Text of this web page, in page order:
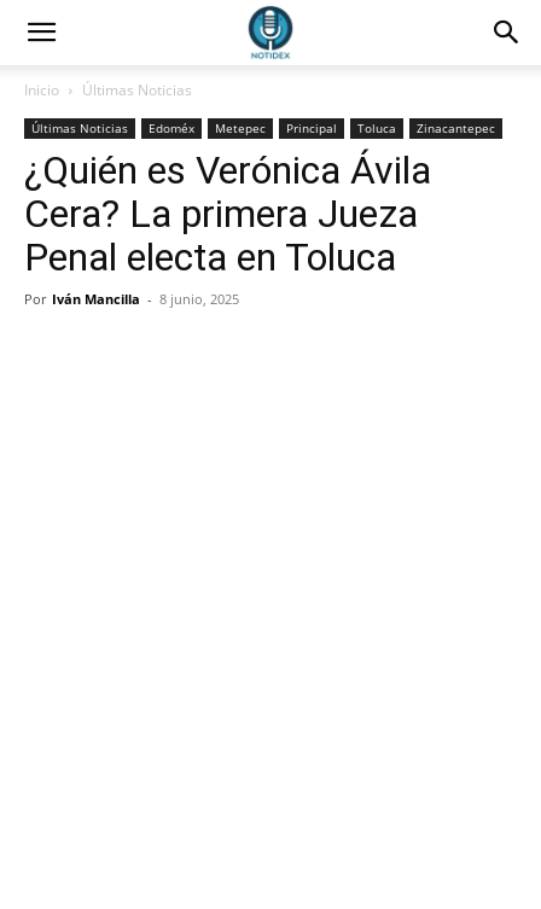
Inicio Últimas Noticias
Últimas Noticias Edoméx Metepec Principal Toluca Zinacantepec
¿Quién es Verónica Ávila
Cera? La primera Jueza
Penal electa en Toluca
Por Iván Mancilla - 8 junio, 2025